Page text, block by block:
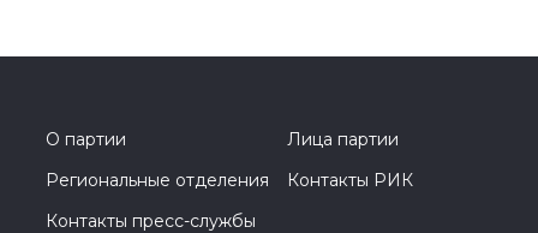
О партии
Лица партии
Региональные отделения
Контакты РИК
Контакты пресс-службы